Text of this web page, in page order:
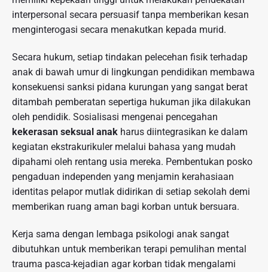
interpersonal secara persuasif tanpa memberikan kesan
menginterogasi secara menakutkan kepada murid.
Secara hukum, setiap tindakan pelecehan fisik terhadap
anak di bawah umur di lingkungan pendidikan membawa
konsekuensi sanksi pidana kurungan yang sangat berat
ditambah pemberatan sepertiga hukuman jika dilakukan
oleh pendidik. Sosialisasi mengenai pencegahan
kekerasan seksual anak harus diintegrasikan ke dalam
kegiatan ekstrakurikuler melalui bahasa yang mudah
dipahami oleh rentang usia mereka. Pembentukan posko
pengaduan independen yang menjamin kerahasiaan
identitas pelapor mutlak didirikan di setiap sekolah demi
memberikan ruang aman bagi korban untuk bersuara.
Kerja sama dengan lembaga psikologi anak sangat
dibutuhkan untuk memberikan terapi pemulihan mental
trauma pasca-kejadian agar korban tidak mengalami